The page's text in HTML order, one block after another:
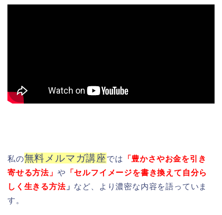
私の無料メルマガ講座では 「豊かさやお金を引き
寄せる方法」 や 「セルフイメージを書き換えて自分ら
しく生きる方法」 など、より濃密な内容を語っていま
す。